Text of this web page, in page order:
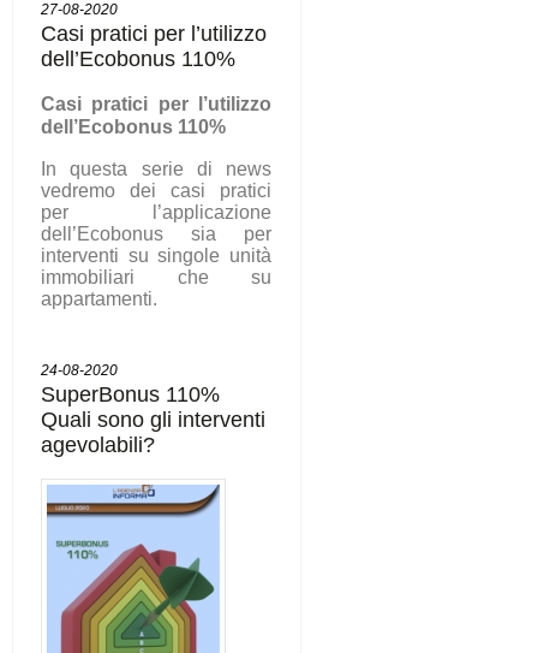
27-08-2020
Casi pratici per l’utilizzo
dell’Ecobonus 110%
Casi pratici per l’utilizzo
dell’Ecobonus 110%
In questa serie di news
vedremo dei casi pratici
per l’applicazione
dell’Ecobonus sia per
interventi su singole unità
immobiliari che su
appartamenti.
24-08-2020
SuperBonus 110%
Quali sono gli interventi
agevolabili?